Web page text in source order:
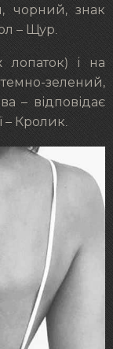
чорний, знак
– Щур.
і на
темно-зелений,
– відповідає
– Кролик.